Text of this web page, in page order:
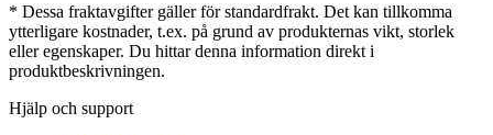
* Dessa fraktavgifter gäller för standardfrakt. Det kan tillkomma
ytterligare kostnader, t.ex. på grund av produkternas vikt, storlek
eller egenskaper. Du hittar denna information direkt i
produktbeskrivningen.
Hjälp och support